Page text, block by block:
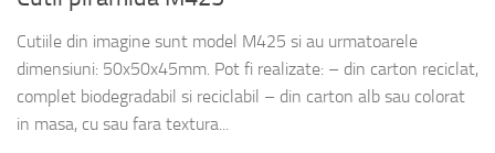
Cutiile din imagine sunt model M425 si au urmatoarele
dimensiuni: 50x50x45mm. Pot fi realizate: – din carton reciclat,
complet biodegradabil si reciclabil – din carton alb sau colorat
in masa, cu sau fara textura...